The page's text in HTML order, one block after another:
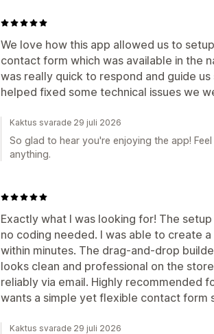
Anpassning
Dra och släpp-redigerare Teckensnitt
Anpassad CSS Inbäddade formulär E-
Dynamisk logik Villkorlig logik
E-postsvar Dataexport
We love how this app allowed us to
contact form which was available in the
was really quick to respond and guide
helped fixed some technical issues we
Kaktus svarade 29 juli 2026
So glad to hear you're enjoying the app!
anything.
Exactly what I was looking for! The
no coding needed. I was able to create
within minutes. The drag-and-drop
looks clean and professional on the
reliably via email. Highly recommended
wants a simple yet flexible contact form
Kaktus svarade 29 juli 2026